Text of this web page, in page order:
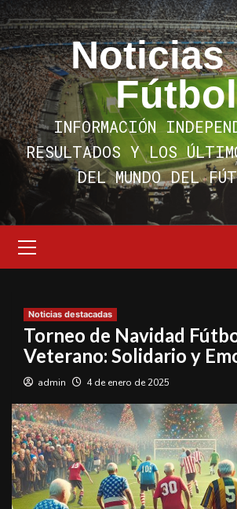
Saltar
al
contenido
Noticias
Fútbol
INFORMACIÓN
RESULTADOS Y LOS
DEL MUNDO DEL
primario
Noticias destacadas
Torneo de Navidad
Veterano: Solidario y
admin 4 de enero de 2025